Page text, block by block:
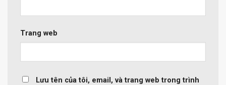
Trang web
Lưu tên của tôi, email, và trang web trong trình